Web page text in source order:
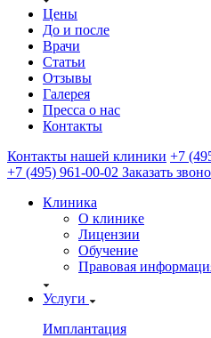
Цены
До и после
Врачи
Статьи
Отзывы
Галерея
Пресса о нас
Контакты
Контакты нашей клиники +7
+7 (495) 961-00-02 Заказать
Клиника
О клинике
Лицензии
Обучение
Правовая
Услуги
Имплантация